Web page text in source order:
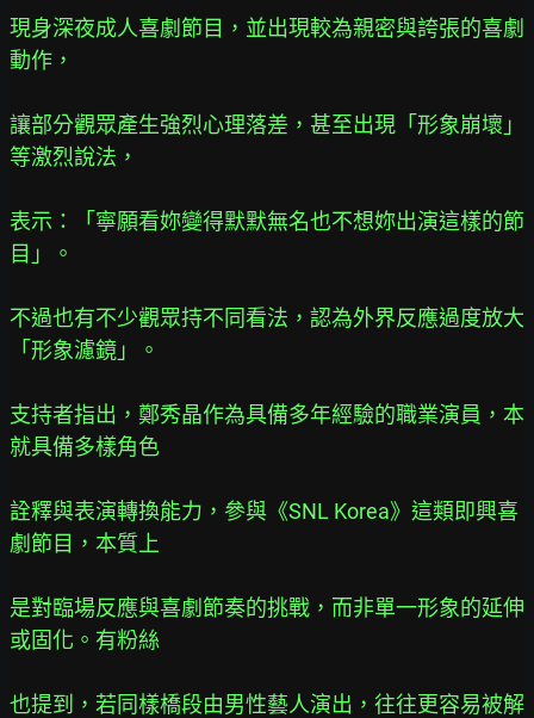
現身深夜成人喜劇節目，並出現較為親密與誇張的喜劇
動作，
讓部分觀眾產生強烈心理落差，甚至出現「形象崩壞」
等激烈說法，
表示：「寧願看妳變得默默無名也不想妳出演這樣的節
目」。
不過也有不少觀眾持不同看法，認為外界反應過度放大
「形象濾鏡」。
支持者指出，鄭秀晶作為具備多年經驗的職業演員，本
就具備多樣角色
詮釋與表演轉換能力，參與《SNL Korea》這類即興喜
劇節目，本質上
是對臨場反應與喜劇節奏的挑戰，而非單一形象的延伸
或固化。有粉絲
也提到，若同樣橋段由男性藝人演出，往往更容易被解